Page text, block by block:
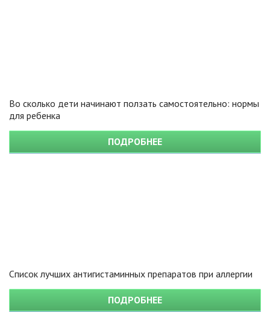
Во сколько дети начинают ползать самостоятельно: нормы
для ребенка
ПОДРОБНЕЕ
Список лучших антигистаминных препаратов при аллергии
ПОДРОБНЕЕ